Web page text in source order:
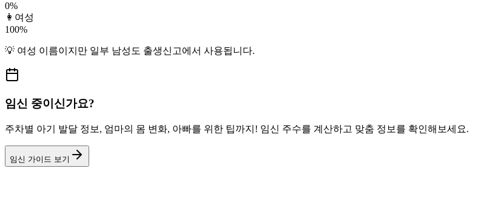
0%
👩 여성
100%
💡 여성 이름이지만 일부 남성도 출생신고에서 사용됩니다.
임신 중이신가요?
주차별 아기 발달 정보, 엄마의 몸 변화, 아빠를 위한 팁까지! 임신 주수를 계산하고 맞춤 정보를 확인해보세요.
임신 가이드 보기